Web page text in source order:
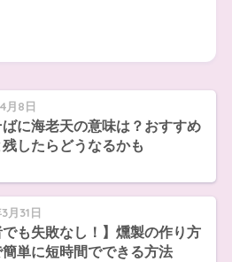
月8日
に海老天の意味は？おすすめ
したらどうなるかも
月31日
でも失敗なし！】燻製の作り方
簡単に短時間でできる方法